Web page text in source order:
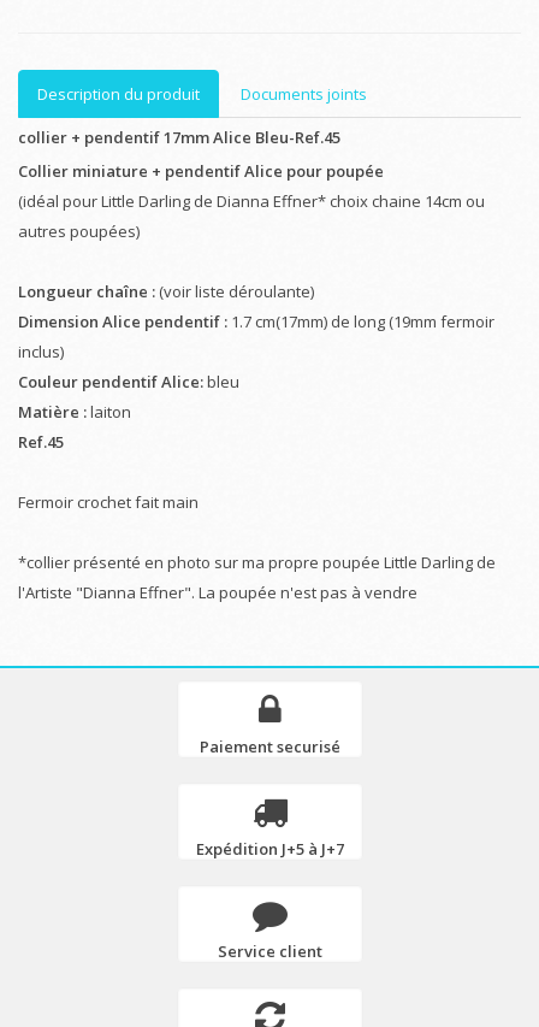
Description du produit
Documents joints
collier + pendentif 17mm Alice Bleu-Ref.45
Collier miniature + pendentif Alice pour poupée
(idéal pour Little Darling de Dianna Effner* choix chaine 14cm ou
autres poupées)
Longueur chaîne : (voir liste déroulante)
Dimension Alice pendentif : 1.7 cm(17mm) de long (19mm fermoir
inclus)
Couleur pendentif Alice:bleu
Matière :laiton
Ref.45
Fermoir crochet fait main
*collier présenté en photo sur ma propre poupée Little Darling de
l'Artiste "Dianna Effner". La poupée n'est pas à vendre
Paiement securisé
Expédition J+5 à J+7
Service client